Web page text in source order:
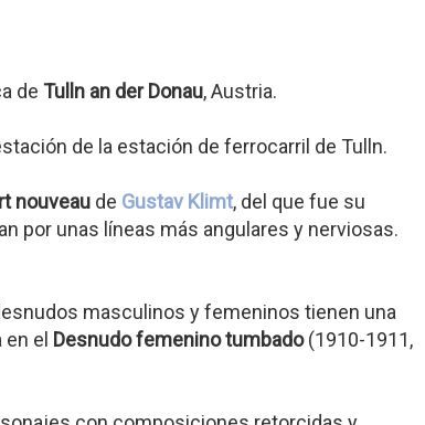
de Tulln an der Donau, Austria.
de la estación de ferrocarril de Tulln.
nouveau de Gustav Klimt, del que fue su
por unas líneas más angulares y nerviosas.
masculinos y femeninos tienen una
el Desnudo femenino tumbado(1910-1911,